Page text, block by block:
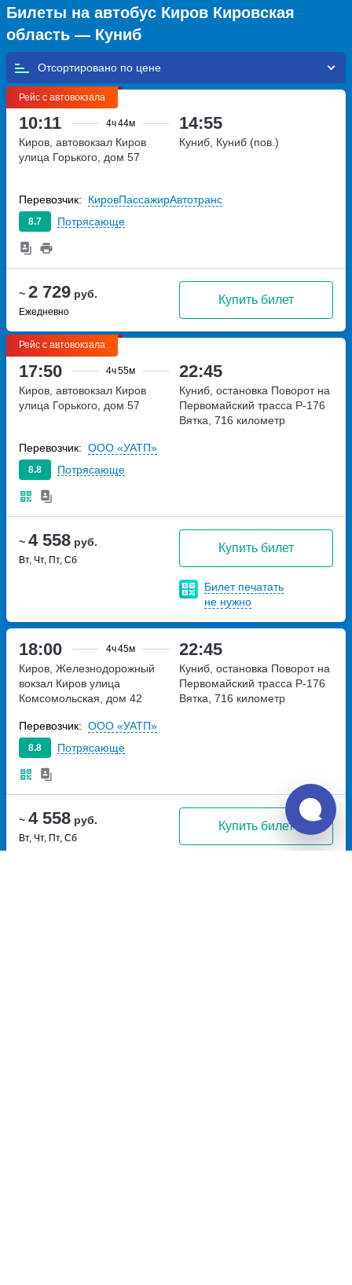
Билеты на автобус Киров Кировская
область — Куниб
Отсортировано по
Рейс с автовокзала
10:11 4ч44м 14:55
~ 2 729 руб.
Ежедневно
Купить билет
Киров, автовокзал Киров
улица Горького, дом 57
Куниб, Куниб (пов.)
8.7 Потрясающе
Перевозчик: КировПассажирАвтотранс
Рейс с автовокзала
17:50 4ч55м 22:45
~ 4 558 руб.
Вт, Чт, Пт, Сб
Купить билет
Билет печатать
не нужно
Киров, автовокзал Киров
улица Горького, дом 57
Куниб, остановка Поворот на
Первомайский трасса Р-176
Вятка, 716 километр
8.8 Потрясающе
Перевозчик: ООО «УАТП»
18:00 4ч45м 22:45
~ 4 558 руб.
Вт, Чт, Пт, Сб
Купить билет
Киров, Железнодорожный
вокзал Киров улица
Комсомольская, дом 42
Куниб, остановка Поворот на
Первомайский трасса Р-176
Вятка, 716 километр
8.8 Потрясающе
Перевозчик: ООО «УАТП»